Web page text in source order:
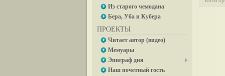
Из старого чемодана
Бера, Уба и Кубера
ПРОЕКТЫ
Читает автор (видео)
Мемуары
Эпиграф дня
Наш почетный гость